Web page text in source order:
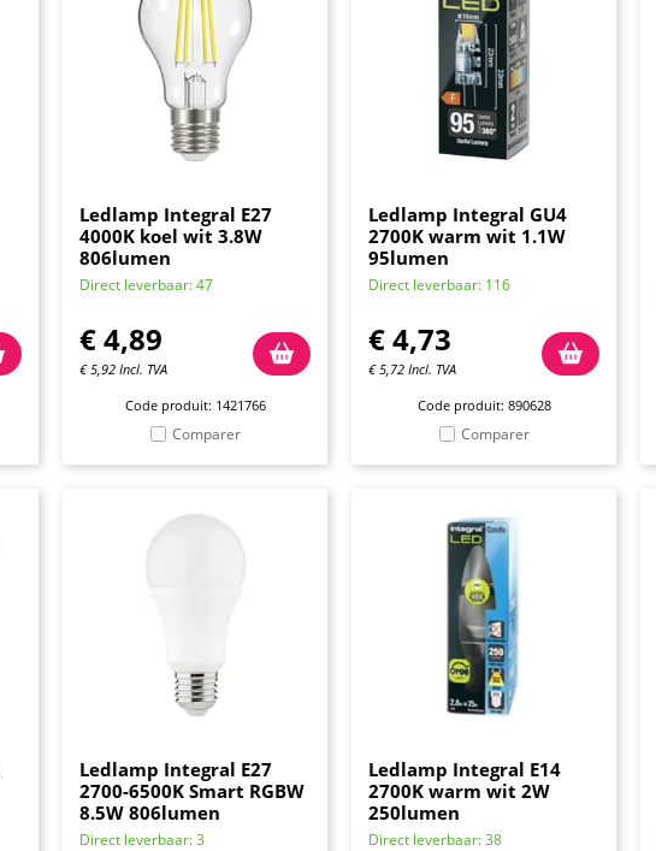
Ledlamp Integral E27
4000K koel wit 3.8W
806lumen
Direct leverbaar: 47
€4,89
€5,92 Incl. TVA
Code produit: 1421766
Comparer
Ledlamp Integral GU4
2700K warm wit 1.1W
95lumen
Direct leverbaar: 116
€4,73
€5,72 Incl. TVA
Code produit: 890628
Comparer
Ledlamp Integral E27
2700-6500K Smart RGBW
8.5W 806lumen
Direct leverbaar: 3
Ledlamp Integral E14
2700K warm wit 2W
250lumen
Direct leverbaar: 38